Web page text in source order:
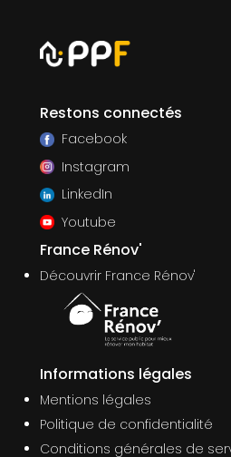
Restons connectés
Facebook
Instagram
LinkedIn
Youtube
France Rénov'
Découvrir France Rénov'
Informations légales
Mentions légales
Politique de confidentialité
Conditions générales de